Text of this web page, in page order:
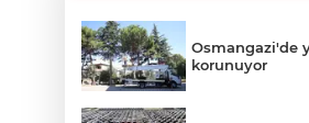
Osmangazi'de
korunuyor